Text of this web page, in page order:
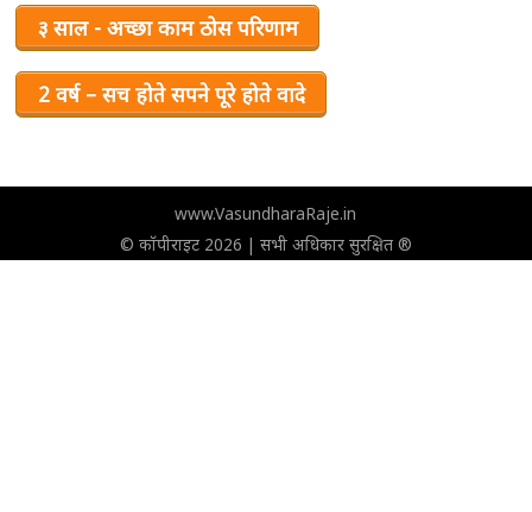
३ साल - अच्छा काम ठोस परिणाम
2 वर्ष – सच होते सपने पूरे होते वादे
www.VasundharaRaje.in
© कॉपीराइट 2026 | सभी अधिकार सुरक्षित ®